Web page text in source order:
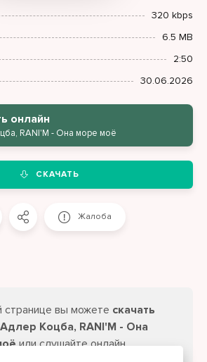
320 kbps
6.5 MB
2:50
30.06.2026
онлайн
RANI'M - Она море моё
СКАЧАТЬ
Жалоба
странице вы можете скачать
Коцба, RANI'M - Она
или слушайте онлайн